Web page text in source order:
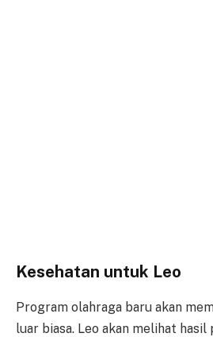
Kesehatan untuk Leo
Program olahraga baru akan
luar biasa. Leo akan melihat